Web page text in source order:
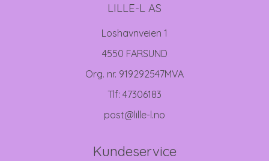
LILLE-L AS
Loshavnveien 1
4550 FARSUND
Org. nr. 919292547MVA
Tlf: 47306183
post@lille-l.no
Kundeservice